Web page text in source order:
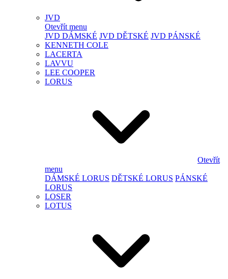
JVD
Otevřít menu
JVD DÁMSKÉ JVD DĚTSKÉ JVD PÁNSKÉ
KENNETH COLE
LACERTA
LAVVU
LEE COOPER
LORUS
Otevřít
menu
DÁMSKÉ LORUS DĚTSKÉ LORUS PÁNSKÉ
LORUS
LOSER
LOTUS